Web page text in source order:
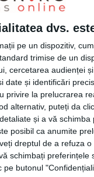
dvs.
pe un dispozitiv,
trimise de un
cercetarea audienței
și identificări
privire la prelucrarea
alternativ, puteți da
și a vă
posibil ca anumite
dreptul de a refuza
schimbați
butonul
iulie 2023.
asistive
persoanele cu
în căutarea unui
acces trebuie să
asigurări sociale